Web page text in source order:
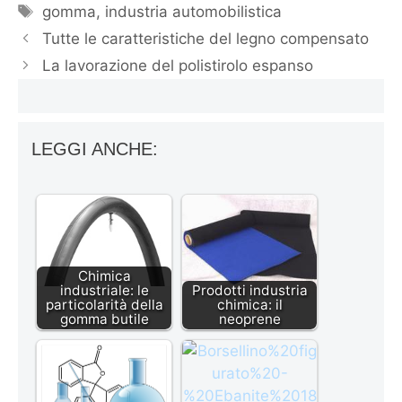
Tag
gomma, industria automobilistica
Tutte le caratteristiche del legno compensato
La lavorazione del polistirolo espanso
LEGGI ANCHE:
Chimica
industriale: le
particolarità della
gomma butile
Prodotti industria
chimica: il
neoprene